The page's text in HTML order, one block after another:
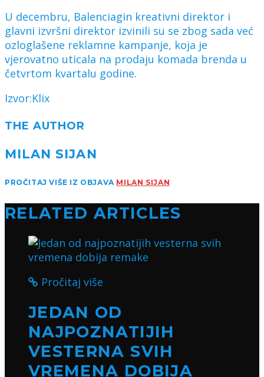
U decembru, Balenciagin kreativni direktor i
glavni izvršni direktor izvinili su se zbog sada već
ozloglašene reklamne kampanje, koja je
vjerovatno uticala na prodaju komada brenda u
četvrtom kvartalu godine.
Izvor:Klix
THE AUTHOR
MILAN SIJAN
PROČITAJ VIŠE IZ OBJAVA MILAN SIJAN
RELATED ARTICLES
Pročitaj više
JEDAN OD
NAJPOZNATIJIH
VESTERNA SVIH
VREMENA DOBIJA